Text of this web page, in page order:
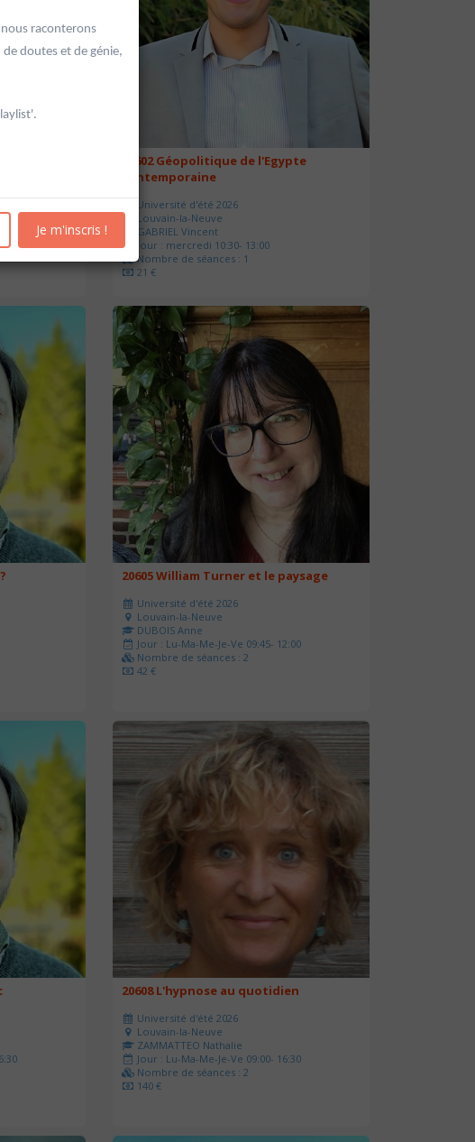
13:00
20602 Géopolitique de l'Egypte
contemporaine
Université d'été 2026
Louvain-la-Neuve
GABRIEL Vincent
Jour : mercredi 10:30- 13:00
Nombre de séances : 1
21 €
20605 William Turner et le paysage
Université d'été 2026
Louvain-la-Neuve
DUBOIS Anne
Jour : Lu-Ma-Me-Je-Ve 09:45- 12:00
Nombre de séances : 2
42 €
20608 L'hypnose au quotidien
Université d'été 2026
Louvain-la-Neuve
ZAMMATTEO Nathalie
Jour : Lu-Ma-Me-Je-Ve 09:00- 16:30
Nombre de séances : 2
140 €
raconterons
doutes et de génie,
Je m'inscris !